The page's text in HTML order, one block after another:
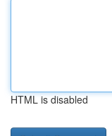
HTML is disabled